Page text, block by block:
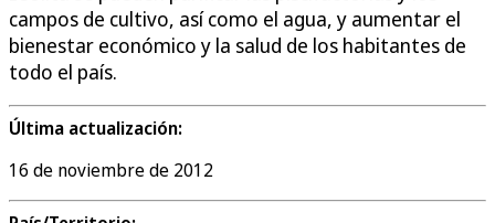
campos de cultivo, así como el agua, y aumentar el
bienestar económico y la salud de los habitantes de
todo el país.
Última actualización:
16 de noviembre de 2012